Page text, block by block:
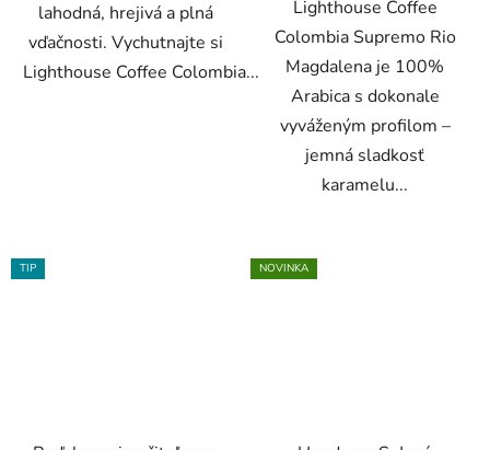
lahodná, hrejivá a plná
vďačnosti. Vychutnajte si
Lighthouse Coffee Colombia...
Lighthouse Coffee
Colombia Supremo Rio
Magdalena je 100%
Arabica s dokonale
vyváženým profilom –
jemná sladkosť
karamelu...
TIP NOVINKA